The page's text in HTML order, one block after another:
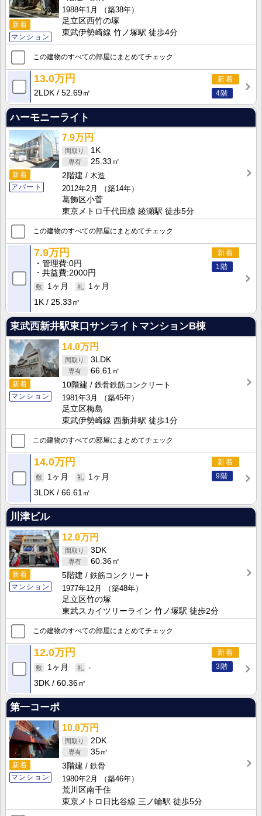
新着
マンション
1988年1月
（築38年）
足立区西竹の塚
東武伊勢崎線 竹ノ塚駅 徒歩4分
この建物のすべての部屋にまとめてチェック
新着
4階
13.0万円
2LDK 52.69㎡
ハーモニーライト
新着
アパート
7.9万円
1K
25.33㎡
2階建
木造
2012年2月
（築14年）
葛飾区小菅
東京メトロ千代田線 綾瀬駅 徒歩5分
この建物のすべての部屋にまとめてチェック
新着
1階
7.9万円
管理費 0円
共益費 2000円
1ヶ月
1ヶ月
1K
25.33㎡
東武西新井駅東口サンライトマンションB棟
新着
マンション
14.0万円
3LDK
66.61㎡
10階建
鉄骨鉄筋コンクリート
1981年3月
（築45年）
足立区梅島
東武伊勢崎線 西新井駅 徒歩1分
この建物のすべての部屋にまとめてチェック
新着
9階
14.0万円
1ヶ月
1ヶ月
3LDK
66.61㎡
川津ビル
新着
マンション
12.0万円
3DK
60.36㎡
5階建
鉄筋コンクリート
1977年12月
（築48年）
足立区竹の塚
東武スカイツリーライン 竹ノ塚駅 徒歩2分
この建物のすべての部屋にまとめてチェック
新着
3階
12.0万円
1ヶ月
-
3DK
60.36㎡
第一コーポ
新着
マンション
10.0万円
2DK
35㎡
3階建
鉄骨
1980年2月
（築46年）
荒川区南千住
東京メトロ日比谷線 三ノ輪駅 徒歩5分